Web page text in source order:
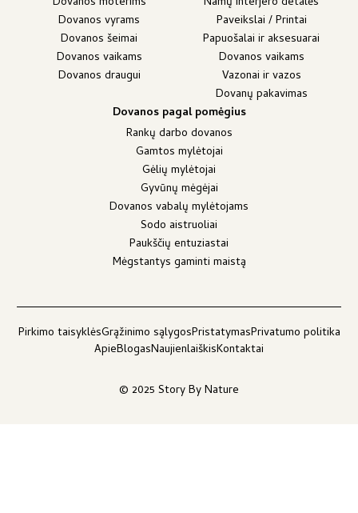
Dovanos vyrams
Dovanos šeimai
Dovanos vaikams
Dovanos draugui
Paveikslai / Printai
Papuošalai ir aksesuarai
Dovanos vaikams
Vazonai ir vazos
Dovanų pakavimas
Dovanos pagal pomėgius
Rankų darbo dovanos
Gamtos mylėtojai
Gėlių mylėtojai
Gyvūnų mėgėjai
Dovanos vabalų mylėtojams
Sodo aistruoliai
Paukščių entuziastai
Mėgstantys gaminti maistą
© 2025 Story By Nature
Pirkimo taisyklėsGrąžinimo sąlygosPristatymasPrivatumo politika
ApieBlogasNaujienlaiškisKontaktai